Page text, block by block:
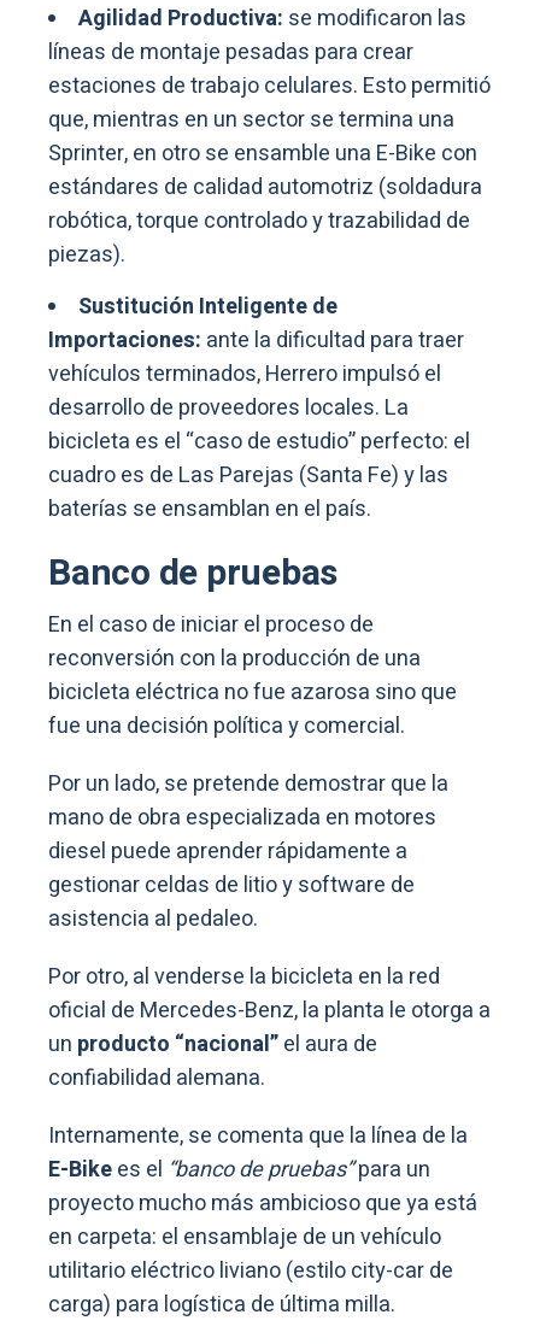
Agilidad Productiva: se modificaron las
líneas de montaje pesadas para crear
estaciones de trabajo celulares. Esto permitió
que, mientras en un sector se termina una
Sprinter, en otro se ensamble una E-Bike con
estándares de calidad automotriz (soldadura
robótica, torque controlado y trazabilidad de
piezas).
Sustitución Inteligente de
Importaciones: ante la dificultad para traer
vehículos terminados, Herrero impulsó el
desarrollo de proveedores locales. La
bicicleta es el “caso de estudio” perfecto: el
cuadro es de Las Parejas (Santa Fe) y las
baterías se ensamblan en el país.
Banco de pruebas
En el caso de iniciar el proceso de
reconversión con la producción de una
bicicleta eléctrica no fue azarosa sino que
fue una decisión política y comercial.
Por un lado, se pretende demostrar que la
mano de obra especializada en motores
diesel puede aprender rápidamente a
gestionar celdas de litio y software de
asistencia al pedaleo.
Por otro, al venderse la bicicleta en la red
oficial de Mercedes-Benz, la planta le otorga a
un producto “nacional”el aura de
confiabilidad alemana.
Internamente, se comenta que la línea de la
E-Bikees el “banco de pruebas”para un
proyecto mucho más ambicioso que ya está
en carpeta: el ensamblaje de un vehículo
utilitario eléctrico liviano (estilo city-car de
carga) para logística de última milla.